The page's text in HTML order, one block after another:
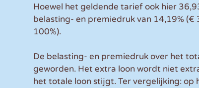
Hoewel het geldende tarief ook hier
belasting- en premiedruk van 14,19%
100%).
De belasting- en premiedruk over het
geworden. Het extra loon wordt niet
het totale loon stijgt. Ter vergelijking: op